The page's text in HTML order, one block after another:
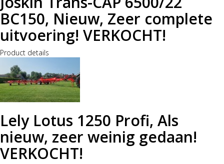
BC150, Nieuw, Zeer complete
uitvoering! VERKOCHT!
Product details
Lely Lotus 1250 Profi, Als
nieuw, zeer weinig gedaan!
VERKOCHT!